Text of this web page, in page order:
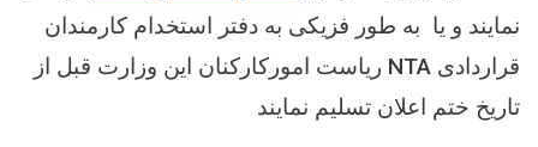
نمایند و یا به طور فزیکی به دفتر استخدام کارمندان
قراردادی NTA ریاست امورکارکنان این وزارت قبل از
تاریخ ختم اعلان تسلیم نمایند